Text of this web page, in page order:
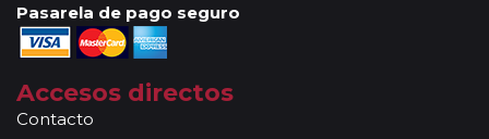
Pasarela de pago seguro
Accesos directos
Contacto